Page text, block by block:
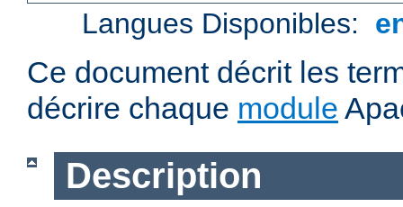
Langues Disponibles:
Ce document décrit les
décrire chaque module
Description